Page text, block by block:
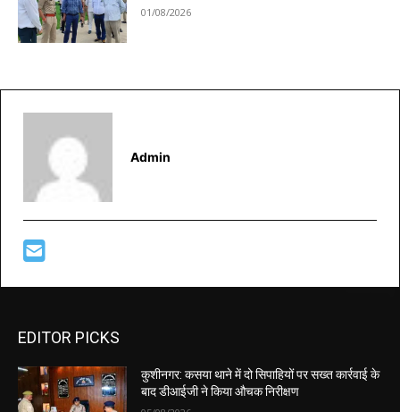
01/08/2026
Admin
EDITOR PICKS
कुशीनगर: कसया थाने में दो सिपाहियों पर सख्त कार्रवाई के
बाद डीआईजी ने किया औचक निरीक्षण